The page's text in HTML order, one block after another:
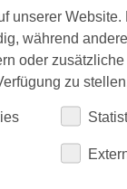
DOWNLOADS
unserer
während
oder
zu